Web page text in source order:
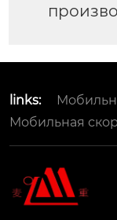
links:
Мобильная